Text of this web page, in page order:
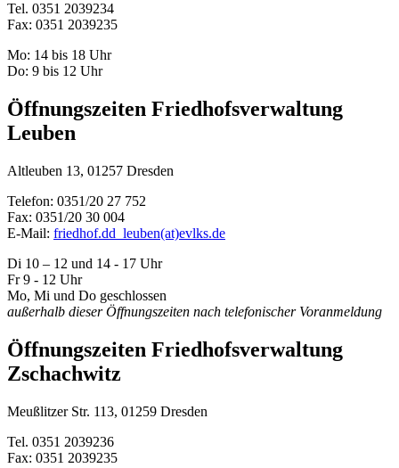
Tel. 0351 2039234
Fax: 0351 2039235
Mo: 14 bis 18 Uhr
Do: 9 bis 12 Uhr
Öffnungszeiten Friedhofsverwaltung
Leuben
Altleuben 13, 01257 Dresden
Telefon: 0351/20 27 752
Fax: 0351/20 30 004
E-Mail: friedhof.dd_leuben(at)evlks.de
Di 10 – 12 und 14 - 17 Uhr
Fr 9 - 12 Uhr
Mo, Mi und Do geschlossen
außerhalb dieser Öffnungszeiten nach telefonischer Voranmeldung
Öffnungszeiten Friedhofsverwaltung
Zschachwitz
Meußlitzer Str. 113, 01259 Dresden
Tel. 0351 2039236
Fax: 0351 2039235